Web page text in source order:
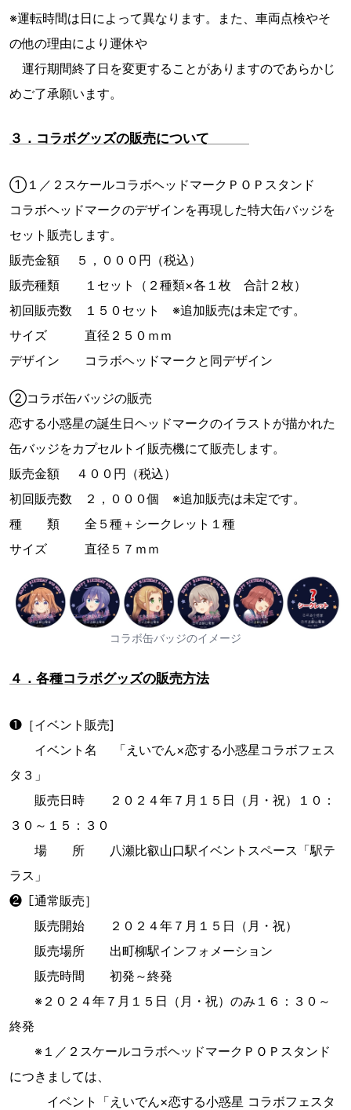
※運転時間は日によって異なります。また、車両点検やそ
の他の理由により運休や
運行期間終了日を変更することがありますのであらかじ
めご了承願います。
３．コラボグッズの販売について
①１／２スケールコラボヘッドマークＰＯＰスタンド
コラボヘッドマークのデザインを再現した特大缶バッジを
セット販売します。
販売金額 ５，０００円（税込）
販売種類 １セット（２種類×各１枚 合計２枚）
初回販売数 １５０セット ※追加販売は未定です。
サイズ 直径２５０ｍｍ
デザイン コラボヘッドマークと同デザイン
②コラボ缶バッジの販売
恋する小惑星の誕生日ヘッドマークのイラストが描かれた
缶バッジをカプセルトイ販売機にて販売します。
販売金額 ４００円（税込）
初回販売数 ２，０００個 ※追加販売は未定です。
種 類 全５種＋シークレット１種
サイズ 直径５７ｍｍ
コラボ缶バッジのイメージ
４．各種コラボグッズの販売方法
❶［イベント販売]
イベント名 「えいでん×恋する小惑星コラボフェス
タ３」
販売日時 ２０２４年７月１５日（月・祝）１０：
３０～１５：３０
場 所 八瀬比叡山口駅イベントスペース「駅テ
ラス」
❷［通常販売］
販売開始 ２０２４年７月１５日（月・祝）
販売場所 出町柳駅インフォメーション
販売時間 初発～終発
※２０２４年７月１５日（月・祝）のみ１６：３０～
終発
※１／２スケールコラボヘッドマークＰＯＰスタンド
につきましては、
イベント「えいでん×恋する小惑星 コラボフェスタ